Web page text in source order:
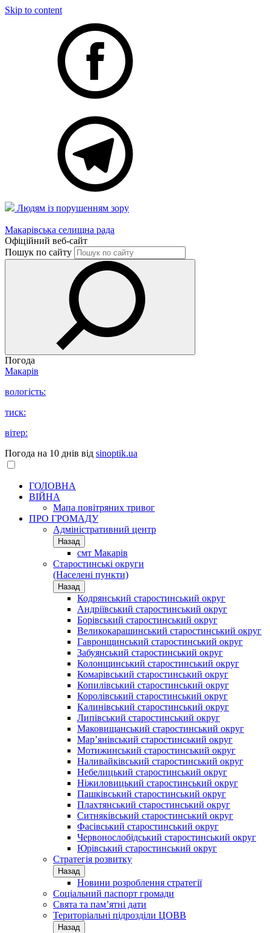
Skip to content
Людям із порушенням зору
Макарівська селищна рада
Офіційний веб-сайт
Пошук по сайту
Погода
Макарів
вологість:
тиск:
вітер:
Погода на 10 днів від sinoptik.ua
ГОЛОВНА
ВІЙНА
Мапа повітряних тривог
ПРО ГРОМАДУ
Aдміністративний центр
Назад
смт Макарів
Старостинські округи
(Населені пункти)
Назад
Кодрянський старостинський округ
Андріївський старостинський округ
Борівський старостинський округ
Великокарашинський старостинський округ
Гавронщинський старостинський округ
Забуянський старостинський округ
Колонщинський старостинський округ
Комарівський старостинський округ
Копилівський старостинський округ
Королівський старостинський округ
Калинівський старостинський округ
Липівський старостинський округ
Маковищанський старостинський округ
Мар’янівський старостинський округ
Мотижинський старостинський округ
Наливайківський старостинський округ
Небелицький старостинський округ
Ніжиловицький старостинський округ
Пашківський старостинський округ
Плахтянський старостинський округ
Ситняківський старостинський округ
Фасівський старостинський округ
Червонослобідський старостинський округ
Юрівський старостинський округ
Стратегія розвитку
Назад
Новини розроблення стратегії
Соціальний паспорт громади
Свята та пам’ятні дати
Територіальні підрозділи ЦОВВ
Назад